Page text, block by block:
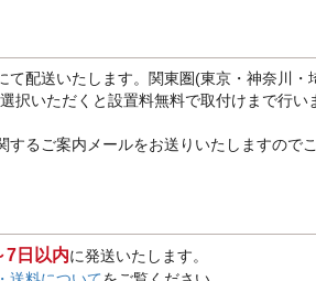
て配送いたします。関東圏(東京・神奈川・
択いただくと設置料無料で取付けまで行い
するご案内メールをお送りいたしますので
7日以内に発送いたします。